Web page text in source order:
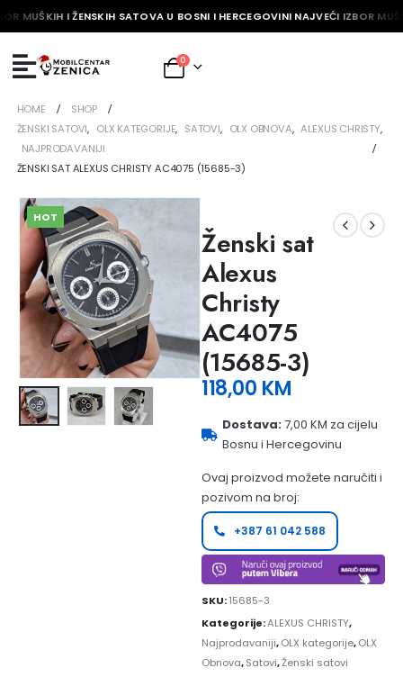
MUŠKIH I ŽENSKIH SATOVA U BOSNI I HERCEGOVINI NAJVEĆI IZBOR
0
HOME
SHOP
ŽENSKI SATOVI, OLX KATEGORIJE, SATOVI, OLX OBNOVA, ALEXUS CHRISTY,
NAJPRODAVANIJI
ŽENSKI SAT ALEXUS CHRISTY AC4075 (15685-3)
HOT
Ženski sat
Alexus
Christy
AC4075
(15685-3)
118,00 KM
Dostava:7,00 KM za cijelu
Bosnu i Hercegovinu
Ovaj proizvod možete naručiti i
pozivom na broj:
+387 61 042 588
SKU:15685-3
Kategorije:ALEXUS CHRISTY,
Najprodavaniji,OLX kategorije,OLX
Obnova,Satovi,Ženski satovi